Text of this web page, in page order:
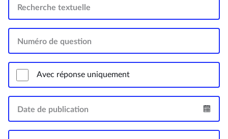
Recherche textuelle
Numéro de question
Avec réponse uniquement
Date de publication